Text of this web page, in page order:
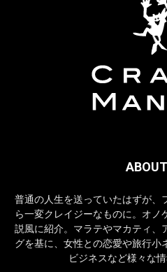
普通の人生を送っていたはずが、
ら一変クレイジーなものに。オ
説風に紹介。マラテやマカティ、
グを基に、女性との恋愛や旅行
ビジネスなど様々な